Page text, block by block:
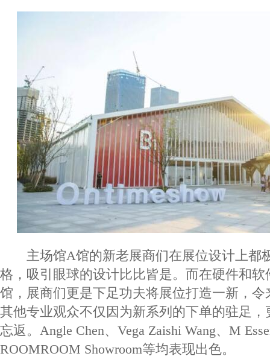
主场馆A馆的新老展商们在展位设计上都
格，吸引眼球的设计比比皆是。而在硬件和软
馆，展商们更是下足功夫将展位打造一新，
其他专业观众不仅因为新系列的下单的驻足
忘返。Angle Chen、Vega Zaishi Wang、M
ROOMROOM Showroom等均表现出色。